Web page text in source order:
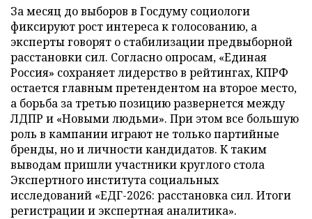
За месяц до выборов в Госдуму социологи
фиксируют рост интереса к голосованию, а
эксперты говорят о стабилизации предвыборной
расстановки сил. Согласно опросам, «Единая
Россия» сохраняет лидерство в рейтингах, КПРФ
остается главным претендентом на второе место,
а борьба за третью позицию развернется между
ЛДПР и «Новыми людьми». При этом все большую
роль в кампании играют не только партийные
бренды, но и личности кандидатов. К таким
выводам пришли участники круглого стола
Экспертного института социальных
исследований «ЕДГ-2026: расстановка сил. Итоги
регистрации и экспертная аналитика».